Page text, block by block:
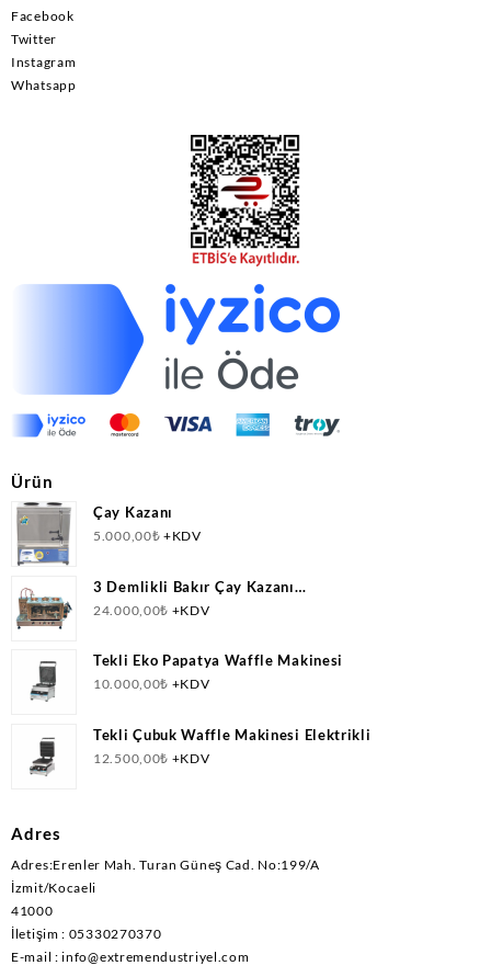
Facebook
Twitter
Instagram
Whatsapp
Ürün
Çay Kazanı
5.000,00₺ +KDV
3 Demlikli Bakır Çay Kazanı
Doğalgazlı(CNG)+Elektrikli Ce Belgeli
24.000,00₺ +KDV
Tekli Eko Papatya Waffle Makinesi
10.000,00₺ +KDV
Tekli Çubuk Waffle Makinesi Elektrikli
12.500,00₺ +KDV
Adres
Adres:Erenler Mah. Turan Güneş Cad. No:199/A
İzmit/Kocaeli
41000
İletişim : 05330270370
E-mail : info@extremendustriyel.com